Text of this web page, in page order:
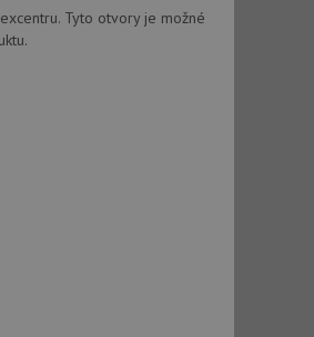
Tyto otvory je možné